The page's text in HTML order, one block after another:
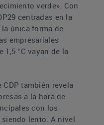
verde». Con
centradas en la
única forma de
empresariales
°C vayan de la
también revela
a la hora de
con los
lento. A nivel